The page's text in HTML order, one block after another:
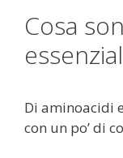
Cosa
Di aminoacidi
con un po’ di